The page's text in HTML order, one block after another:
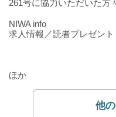
261号に協力いただいた方
NIWA info
求人情報／読者プレゼント
ほか